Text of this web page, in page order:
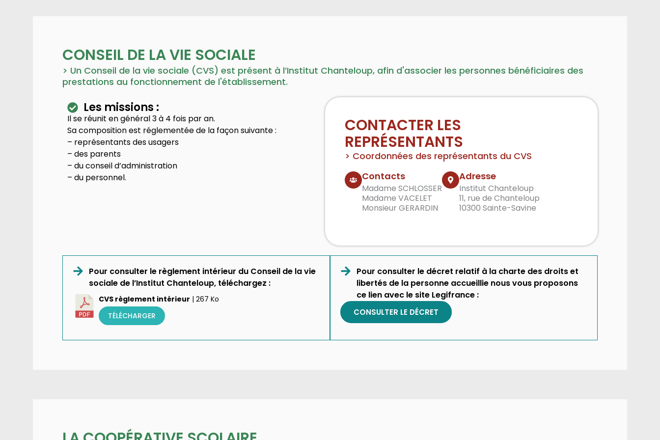
CONSEIL DE LA VIE SOCIALE
> Un Conseil de la vie sociale (CVS) est présent à l’Institut Chanteloup, afin d'associer les personnes bénéficiaires des
prestations au fonctionnement de l'établissement.
Les missions :
Il se réunit en général 3 à 4 fois par an.
Sa composition est réglementée de la façon suivante :
– représentants des usagers
– des parents
– du conseil d’administration
– du personnel.
CONTACTER LES
REPRÉSENTANTS
> Coordonnées des représentants du CVS
Contacts
Madame SCHLOSSER
Madame VACELET
Monsieur GERARDIN
Adresse
Institut Chanteloup
11, rue de Chanteloup
10300 Sainte-Savine
Pour consulter le règlement intérieur du Conseil de la vie
sociale de l’Institut Chanteloup, téléchargez :
CVS règlement intérieur | 267 Ko
TÉLÉCHARGER
Pour consulter le décret relatif à la charte des droits et
libertés de la personne accueillie nous vous proposons
ce lien avec le site Legifrance :
CONSULTER LE DÉCRET